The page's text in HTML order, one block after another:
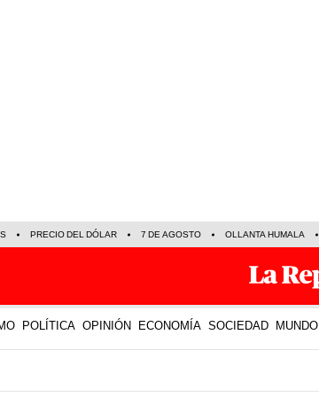
PRECIO DEL DÓLAR 7 DE AGOSTO OLLANTA HUMALA
POLÍTICA OPINIÓN ECONOMÍA SOCIEDAD MUNDO